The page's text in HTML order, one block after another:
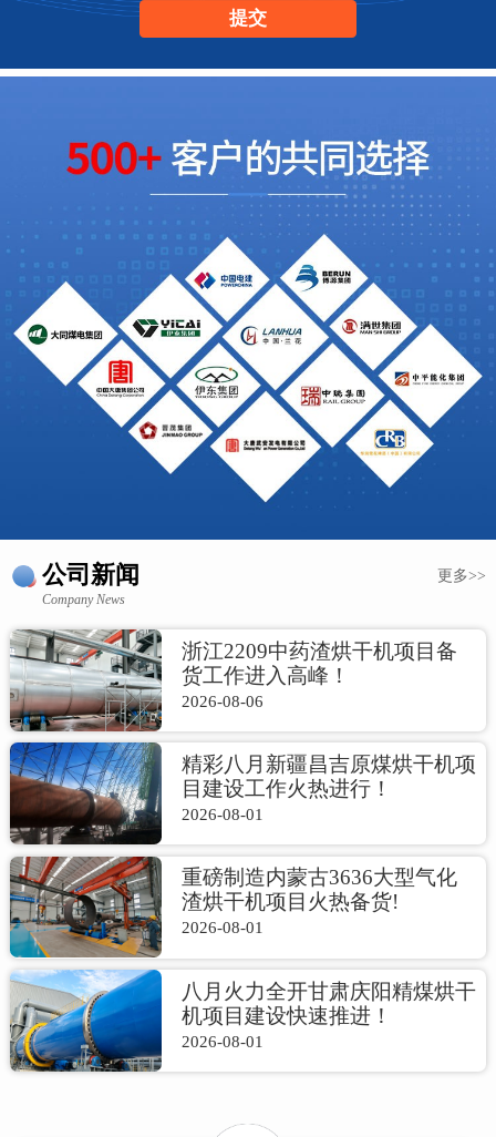
公司新闻 更多>>
Company News
浙江2209中药渣烘干机项目备
货工作进入高峰！
2026-08-06
精彩八月新疆昌吉原煤烘干机项
目建设工作火热进行！
2026-08-01
重磅制造内蒙古3636大型气化
渣烘干机项目火热备货!
2026-08-01
八月火力全开甘肃庆阳精煤烘干
机项目建设快速推进！
2026-08-01